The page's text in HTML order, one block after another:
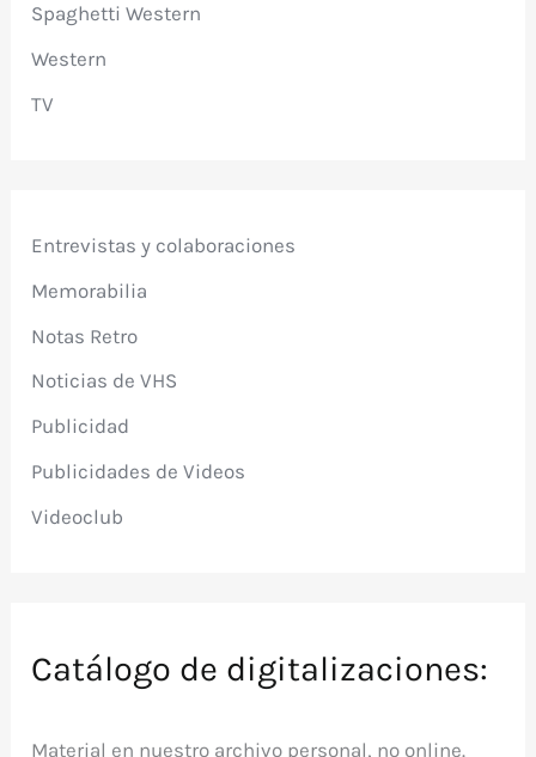
Spaghetti Western
Western
TV
Entrevistas y colaboraciones
Memorabilia
Notas Retro
Noticias de VHS
Publicidad
Publicidades de Videos
Videoclub
Catálogo de digitalizaciones:
Material en nuestro archivo personal, no online.